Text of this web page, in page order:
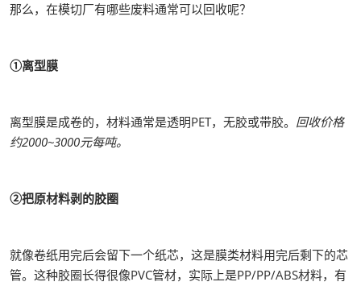
那么，在模切厂有哪些废料通常可以回收呢？
①离型膜
离型膜是成卷的，材料通常是透明PET，无胶或带胶。 回收价格
约2000~3000元每吨。
②把原材料剥的胶圈
就像卷纸用完后会留下一个纸芯，这是膜类材料用完后剩下的芯
管。这种胶圈长得很像PVC管材，实际上是PP/PP/ABS材料，有